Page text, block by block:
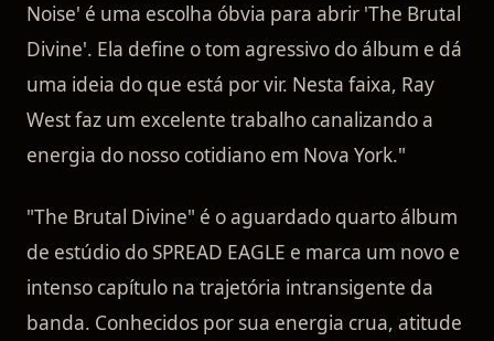
Noise' é uma escolha óbvia para abrir 'The Brutal
Divine'. Ela define o tom agressivo do álbum e dá
uma ideia do que está por vir. Nesta faixa, Ray
West faz um excelente trabalho canalizando a
energia do nosso cotidiano em Nova York."
"The Brutal Divine" é o aguardado quarto álbum
de estúdio do SPREAD EAGLE e marca um novo e
intenso capítulo na trajetória intransigente da
banda. Conhecidos por sua energia crua, atitude